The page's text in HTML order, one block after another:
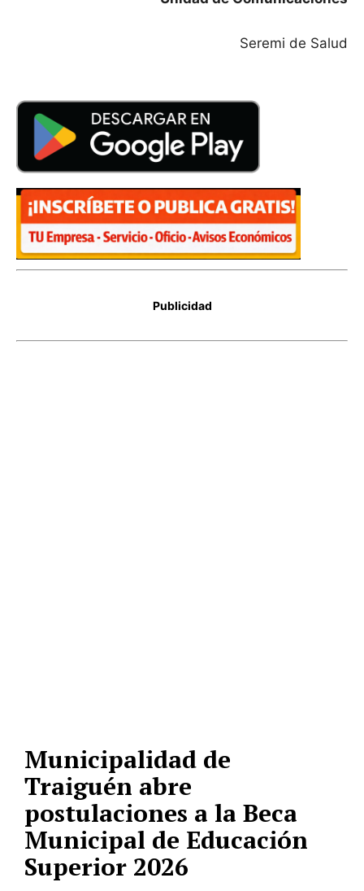
Seremi de Salud
Publicidad